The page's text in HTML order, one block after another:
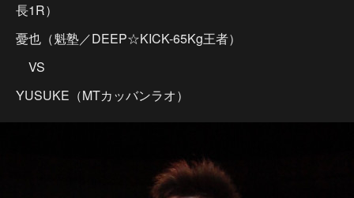
長1R）
憂也（魁塾／DEEP☆KICK-65Kg王者）
VS
YUSUKE（MTカッバンラオ）